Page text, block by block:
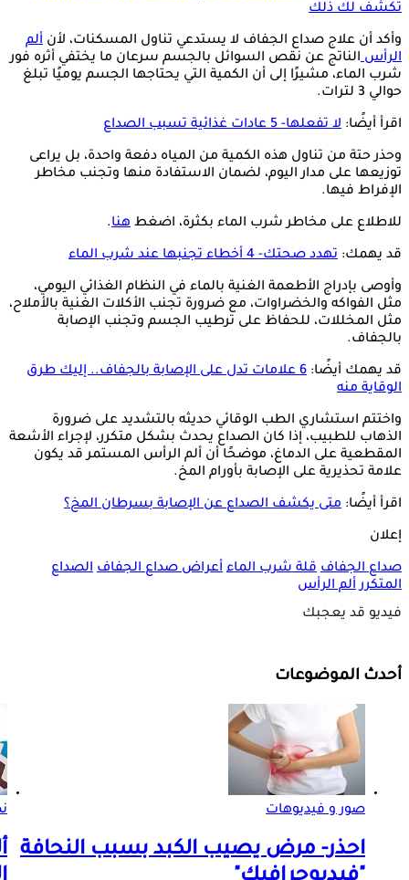
تكشف لك ذلك
وأكد أن علاج صداع الجفاف لا يستدعي تناول المسكنات، لأن ألم
الرأسالناتج عن نقص السوائل بالجسم سرعان ما يختفي أثره فور
شرب الماء، مشيرًا إلى أن الكمية التي يحتاجها الجسم يوميًا تبلغ
حوالي 3 لترات.
اقرأ أيضًا: لا تفعلها- 5 عادات غذائية تسبب الصداع
وحذر حتة من تناول هذه الكمية من المياه دفعة واحدة، بل يراعى
توزيعها على مدار اليوم، لضمان الاستفادة منها وتجنب مخاطر
الإفراط فيها.
للاطلاع على مخاطر شرب الماء بكثرة، اضغط هنا.
قد يهمك: تهدد صحتك- 4 أخطاء تجنبها عند شرب الماء
وأوصى بإدراج الأطعمة الغنية بالماء في النظام الغذائي اليومي،
مثل الفواكه والخضراوات، مع ضرورة تجنب الأكلات الغنية بالأملاح،
مثل المخللات، للحفاظ على ترطيب الجسم وتجنب الإصابة
بالجفاف.
قد يهمك أيضًا:
6 علامات تدل على الإصابة بالجفاف.. إليك طرق
الوقاية منه
واختتم استشاري الطب الوقائي حديثه بالتشديد على ضرورة
الذهاب للطبيب، إذا كان الصداع يحدث بشكل متكرر، لإجراء الأشعة
المقطعية على الدماغ، موضحًا أن ألم الرأس المستمر قد يكون
علامة تحذيرية على الإصابة بأورام المخ.
اقرأ أيضًا: متى يكشف الصداع عن الإصابة بسرطان المخ؟
إعلان
صداع الجفاف قلة شرب الماء أعراض صداع الجفاف الصداع
المتكرر ألم الرأس
فيديو قد يعجبك
أحدث الموضوعات
صور و فيديوهات
احذر- مرض يصيب الكبد بسبب النحافة